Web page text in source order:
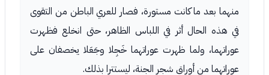
منهما بعد ما كانت مستورة، فصار للعري الباطن من التقوى
في هذه الحال أثر في اللباس الظاهر، حتى انخلع فظهرت
عوراتهما، ولما ظهرت عوراتهما خَجِلا وجَعَلا يخصفان على
عوراتهما من أوراق شجر الجنة، ليستترا بذلك.